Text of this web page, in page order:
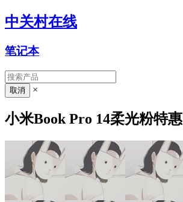
中关村在线
笔记本
×
小米Book Pro 14柔光粉特惠